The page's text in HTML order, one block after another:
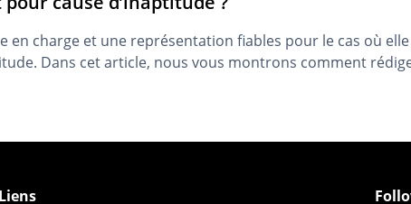
en charge et une représentation fiables pour le cas où
Dans cet article, nous vous montrons comment
Liens